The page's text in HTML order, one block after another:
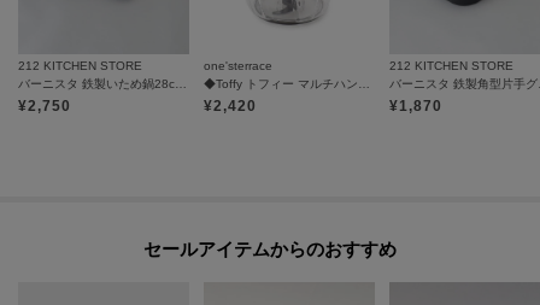
212 KITCHEN STORE
バーニスタ 鉄製いため鍋28cm お玉付
¥2,750
one'sterrace
◆Toffy トフィー マルチハンディーチョッパー
¥2,420
212 KITCHEN STORE
バー
¥1,870
セールアイテムからのおすすめ